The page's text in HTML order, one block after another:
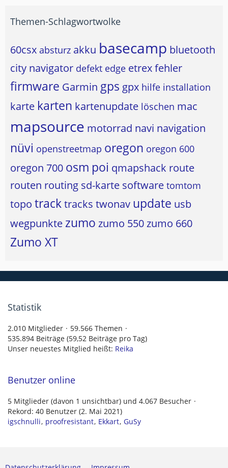
Themen-Schlagwortwolke
60csx absturz akku basecamp bluetooth
city navigator defekt edge etrexfehler
firmware Garmin gps gpx hilfe installation
karte karten kartenupdate löschen mac
mapsource motorrad navi navigation
nüvi openstreetmap oregon oregon 600
oregon 700 osm poi qmapshack route
routen routing sd-karte software tomtom
topo tracktracks twonav update usb
wegpunkte zumo zumo 550zumo 660
Zumo XT
Statistik
2.010 Mitglieder
59.566 Themen
535.894 Beiträge (59,52 Beiträge pro Tag)
Unser neuestes Mitglied heißt: Reika
Benutzer online
5 Mitglieder (davon 1 unsichtbar) und 4.067 Besucher
Rekord: 40 Benutzer (2. Mai 2021)
igschnulli proofresistant Ekkart GuSy